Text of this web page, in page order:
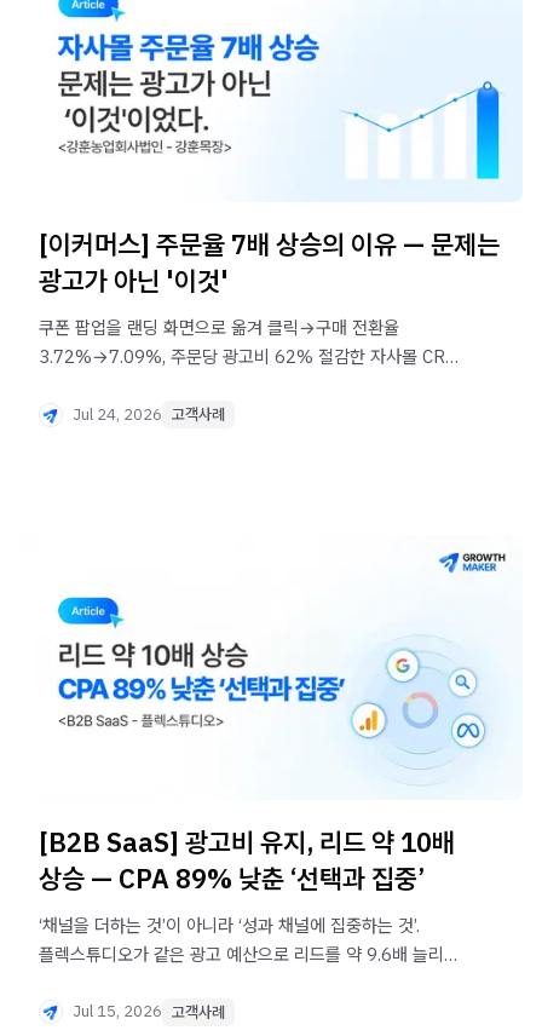
[이커머스] 주문율 7배 상승의 이유 — 문제는
광고가 아닌 '이것'
쿠폰 팝업을 랜딩 화면으로 옮겨 클릭→구매 전환율
3.72%→7.09%, 주문당 광고비 62% 절감한 자사몰 CRO
Jul 24, 2026 고객사례
[B2B SaaS] 광고비 유지, 리드 약 10배
상승 — CPA 89% 낮춘 ‘선택과 집중’
‘채널을 더하는 것’이 아니라 ‘성과 채널에 집중하는 것’.
플렉스튜디오가 같은 광고 예산으로 리드를 약 9.6배 늘리고
Jul 15, 2026 고객사례